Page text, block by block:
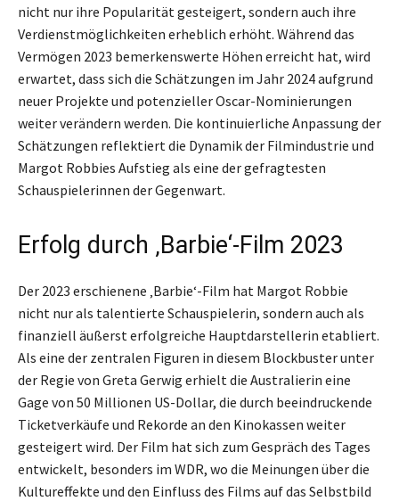
nicht nur ihre Popularität gesteigert, sondern auch ihre
Verdienstmöglichkeiten erheblich erhöht. Während das
Vermögen 2023 bemerkenswerte Höhen erreicht hat, wird
erwartet, dass sich die Schätzungen im Jahr 2024 aufgrund
neuer Projekte und potenzieller Oscar-Nominierungen
weiter verändern werden. Die kontinuierliche Anpassung der
Schätzungen reflektiert die Dynamik der Filmindustrie und
Margot Robbies Aufstieg als eine der gefragtesten
Schauspielerinnen der Gegenwart.
Erfolg durch ‚Barbie‘-Film 2023
Der 2023 erschienene ‚Barbie‘-Film hat Margot Robbie
nicht nur als talentierte Schauspielerin, sondern auch als
finanziell äußerst erfolgreiche Hauptdarstellerin etabliert.
Als eine der zentralen Figuren in diesem Blockbuster unter
der Regie von Greta Gerwig erhielt die Australierin eine
Gage von 50 Millionen US-Dollar, die durch beeindruckende
Ticketverkäufe und Rekorde an den Kinokassen weiter
gesteigert wird. Der Film hat sich zum Gespräch des Tages
entwickelt, besonders im WDR, wo die Meinungen über die
Kultureffekte und den Einfluss des Films auf das Selbstbild